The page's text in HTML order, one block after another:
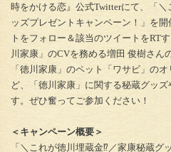
時をかける恋』公式Twitterにて、「
ッズプレゼントキャンペーン！」を
トをフォロー＆該当のツイートをRT
川家康」のCVを務める増田 俊樹さん
「徳川家康」のペット「ワサビ」の
ど、「徳川家康」に関する秘蔵グッ
す。ぜひ奮ってご参加ください！
＜キャンペーン概要＞
「＼これが徳川埋蔵金⁉／家康秘蔵グ